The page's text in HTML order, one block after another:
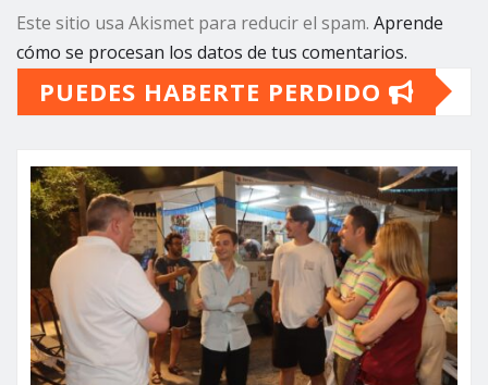
Este sitio usa Akismet para reducir el spam. Aprende
cómo se procesan los datos de tus comentarios.
PUEDES HABERTE PERDIDO